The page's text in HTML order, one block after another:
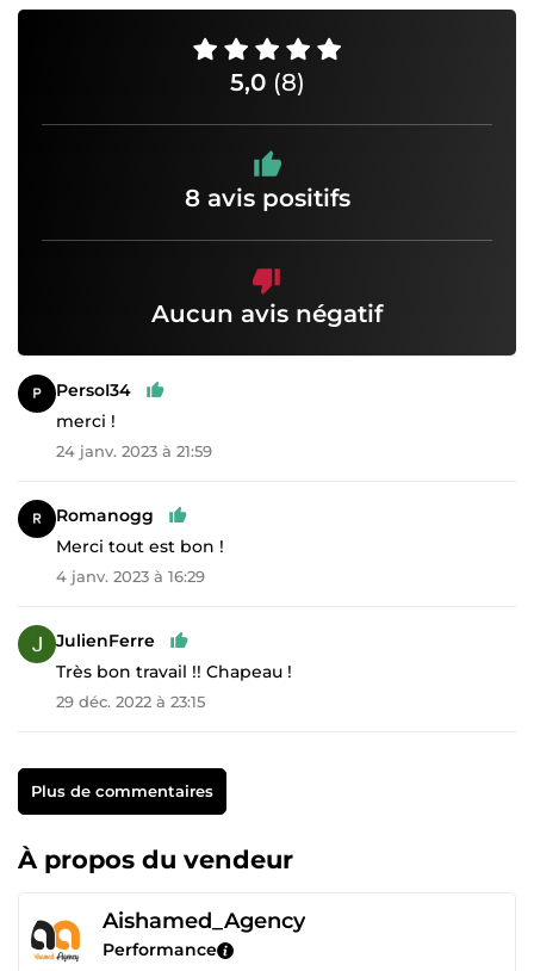
5,0 (8)
8 avis positifs
Aucun avis négatif
PersoI34
merci !
24 janv. 2023 à 21:59
Romanogg
Merci tout est bon !
4 janv. 2023 à 16:29
JulienFerre
Très bon travail !! Chapeau !
29 déc. 2022 à 23:15
Plus de commentaires
À propos du vendeur
Aishamed_Agency
Performance